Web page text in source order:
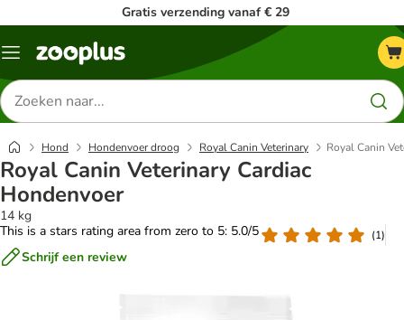
Gratis verzending vanaf € 29
Menu
Zoeken
naar
producten
Hond Hondenvoer droog Royal Canin Veterinary Royal Canin
Royal Canin Veterinary Cardiac
Hondenvoer
14 kg
This is a stars rating area from zero to 5: 5.0/5
(1)
Schrijf een review